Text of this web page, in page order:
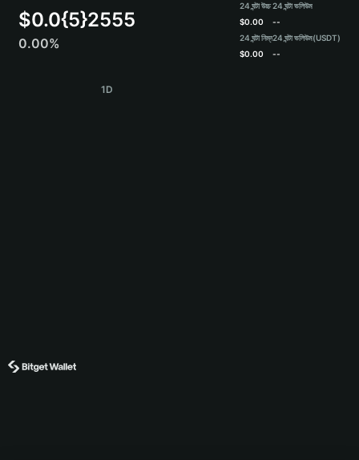
हिन्दी
Español (Argentina)
$0.0{5}2555
0.00%
24 ঘন্টা উচ্চ
$0.00
24 ঘন্টা নিম্ন
$0.00
24 ঘন্টা ভলিউম
--
24 ঘন্টা ভলিউম(USDT)
--
1D